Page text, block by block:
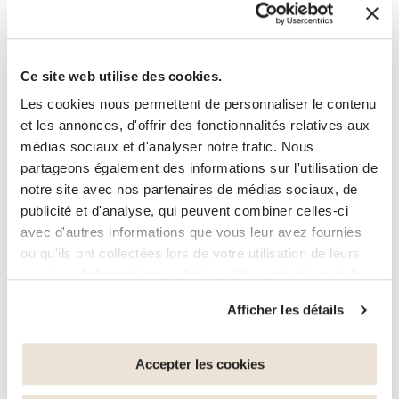
Ce site web utilise des cookies.
Les cookies nous permettent de personnaliser le contenu
et les annonces, d'offrir des fonctionnalités relatives aux
médias sociaux et d'analyser notre trafic. Nous
partageons également des informations sur l'utilisation de
notre site avec nos partenaires de médias sociaux, de
publicité et d'analyse, qui peuvent combiner celles-ci
avec d'autres informations que vous leur avez fournies
ou qu'ils ont collectées lors de votre utilisation de leurs
Vous avez la possibilité de retirer votre consentement à
Afficher les détails
Accepter les cookies
–
Rica
–
Rica
–
Rica
Iles Vierges Américaines